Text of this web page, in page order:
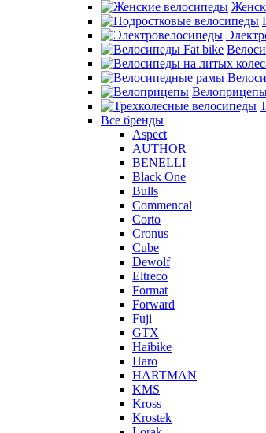
Все бренды
Aspect
AUTHOR
BENELLI
Black One
Bulls
Commencal
Corto
Cronus
Cube
Dewolf
Eltreco
Format
Forward
Fuji
GTX
Haibike
Haro
HARTMAN
KMS
Kross
Krostek